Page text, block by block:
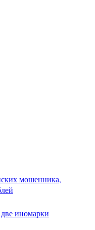
мошенника,
иномарки